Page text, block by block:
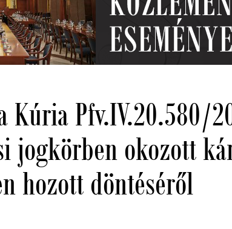
Kúria Pfv.IV.20.580/
jogkörben okozott
hozott döntéséről